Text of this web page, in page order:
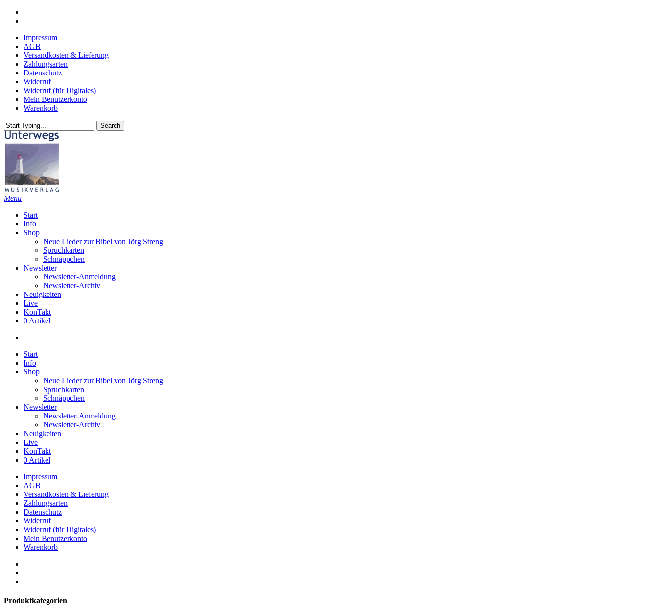
Skip
contentImpressum
AGB
Versandkosten & Lieferung
Zahlungsarten
Datenschutz
Widerruf
Widerruf (für Digitales)
Mein Benutzerkonto
Warenkorb
Search
Close
Search
search
Menu
Start
Info
Shop
Neue Lieder zur Bibel von Jörg Streng
Spruchkarten
Schnäppchen
Newsletter
Newsletter-Anmeldung
Newsletter-Archiv
Neuigkeiten
Live
KonTakt
0 Artikel
Start
Info
Shop
Neue Lieder zur Bibel von Jörg Streng
Spruchkarten
Schnäppchen
Newsletter
Newsletter-Anmeldung
Newsletter-Archiv
Neuigkeiten
Live
KonTakt
0 Artikel
Impressum
AGB
Versandkosten & Lieferung
Zahlungsarten
Datenschutz
Widerruf
Widerruf (für Digitales)
Mein Benutzerkonto
Warenkorb
Produktkategorien